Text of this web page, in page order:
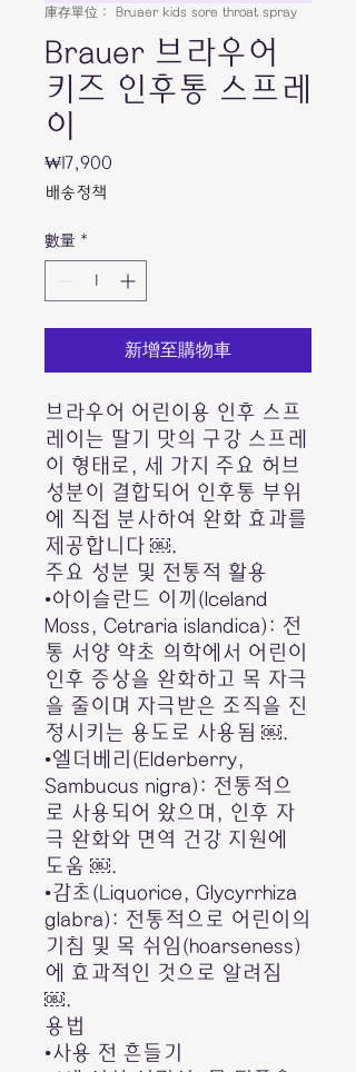
庫存單位： Bruaer kids sore throat spray
Brauer 브라우어
키즈 인후통 스프레
이
₩17,900
배송정책
數量 *
新增至購物車
브라우어 어린이용 인후 스프
레이는 딸기 맛의 구강 스프레
이 형태로, 세 가지 주요 허브
성분이 결합되어 인후통 부위
에 직접 분사하여 완화 효과를
제공합니다 ￼.
주요 성분 및 전통적 활용
•아이슬란드 이끼(Iceland
Moss, Cetraria islandica): 전
통 서양 약초 의학에서 어린이
인후 증상을 완화하고 목 자극
을 줄이며 자극받은 조직을 진
정시키는 용도로 사용됨 ￼.
•엘더베리(Elderberry,
Sambucus nigra): 전통적으
로 사용되어 왔으며, 인후 자
극 완화와 면역 건강 지원에
도움 ￼.
•감초(Liquorice, Glycyrrhiza
glabra): 전통적으로 어린이의
기침 및 목 쉬임(hoarseness)
에 효과적인 것으로 알려짐
￼.
용법
•사용 전 흔들기